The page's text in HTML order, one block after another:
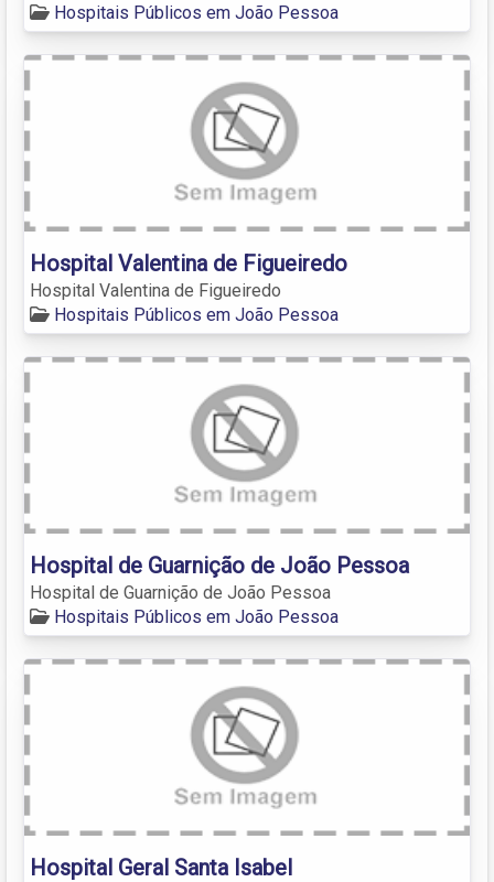
Hospitais Públicos em João Pessoa
Hospital Valentina de Figueiredo
Hospital Valentina de Figueiredo
Hospitais Públicos em João Pessoa
Hospital de Guarnição de João Pessoa
Hospital de Guarnição de João Pessoa
Hospitais Públicos em João Pessoa
Hospital Geral Santa Isabel